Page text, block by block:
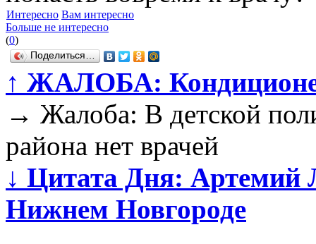
Интересно Вам интересно
Больше не интересно
(0)
Поделиться…
↑ ЖАЛОБА:
→ Жалоба: В детской
района нет врачей
↓ Цитата Дня: Артемий
Нижнем Новгороде